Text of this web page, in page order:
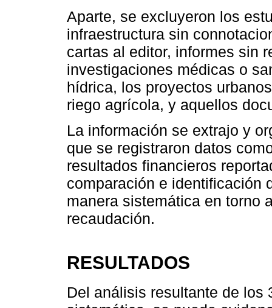
Aparte, se excluyeron los
infraestructura sin
cartas al editor, informes sin
investigaciones médicas o
hídrica, los proyectos
riego agrícola, y aquellos
La información se extrajo y
que se registraron datos
resultados financieros
comparación e identificación
manera sistemática en torno
recaudación.
RESULTADOS
Del análisis resultante de